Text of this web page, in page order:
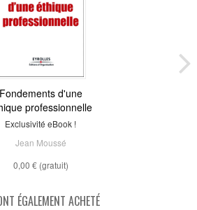
Fondements d'une
professionnelle
Exclusivité eBook !
Jean Moussé
0,00 € (gratuit)
ÉGALEMENT ACHETÉ